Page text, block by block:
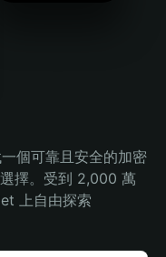
個可靠且安全的加密
擇。受到 2,000 萬
上自由探索